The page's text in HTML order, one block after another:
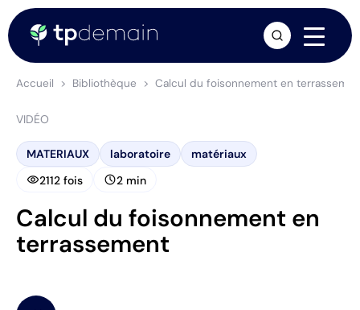
Accueil Bibliothèque Calcul du foisonnement en
VIDÉO
MATERIAUX laboratoire matériaux
visibility2112 fois schedule2 min
Calcul du foisonnement en
terrassement
arrow_forward